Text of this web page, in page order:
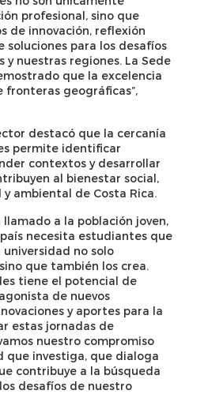
profesional, sino que
de innovación, reflexión
soluciones para los desafíos
y nuestras regiones. La Sede
que la excelencia
fronteras geográficas”,
destacó que la cercanía
permite identificar
contextos y desarrollar
al bienestar social,
ambiental de Costa Rica.
a la población joven,
necesita estudiantes que
no solo
que también los crea.
tiene el potencial de
de nuevos
y aportes para la
estas jornadas de
nuestro compromiso
que investiga, que dialoga
contribuye a la búsqueda
desafíos de nuestro